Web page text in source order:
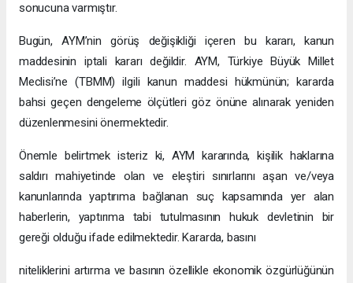
sonucuna varmıştır.
Bugün, AYM’nin görüş değişikliği içeren bu kararı, kanun
maddesinin iptali kararı değildir. AYM, Türkiye Büyük Millet
Meclisi’ne (TBMM) ilgili kanun maddesi hükmünün; kararda
bahsi geçen dengeleme ölçütleri göz önüne alınarak yeniden
düzenlenmesini önermektedir.
Önemle belirtmek isteriz ki, AYM kararında, kişilik haklarına
saldırı mahiyetinde olan ve eleştiri sınırlarını aşan ve/veya
kanunlarında yaptırıma bağlanan suç kapsamında yer alan
haberlerin, yaptırıma tabi tutulmasının hukuk devletinin bir
gereği olduğu ifade edilmektedir. Kararda, basını
niteliklerini artırma ve basının özellikle ekonomik özgürlüğünün